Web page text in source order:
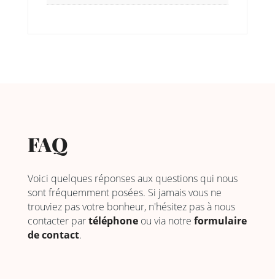
FAQ
Voici quelques réponses aux questions qui nous
sont fréquemment posées. Si jamais vous ne
trouviez pas votre bonheur, n'hésitez pas à nous
contacter partéléphoneou via notre formulaire
de contact.